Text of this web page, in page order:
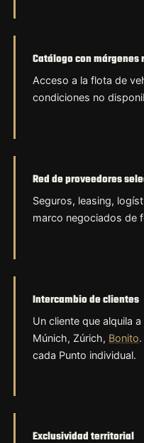
Catálogo con márgenes
Acceso a la flota de
condiciones no
Red de proveedores
Seguros, leasing,
marco negociados de
Intercambio de clientes
Un cliente que alquila a
Múnich, Zúrich, Bonito
cada Punto individual.
Exclusividad territorial